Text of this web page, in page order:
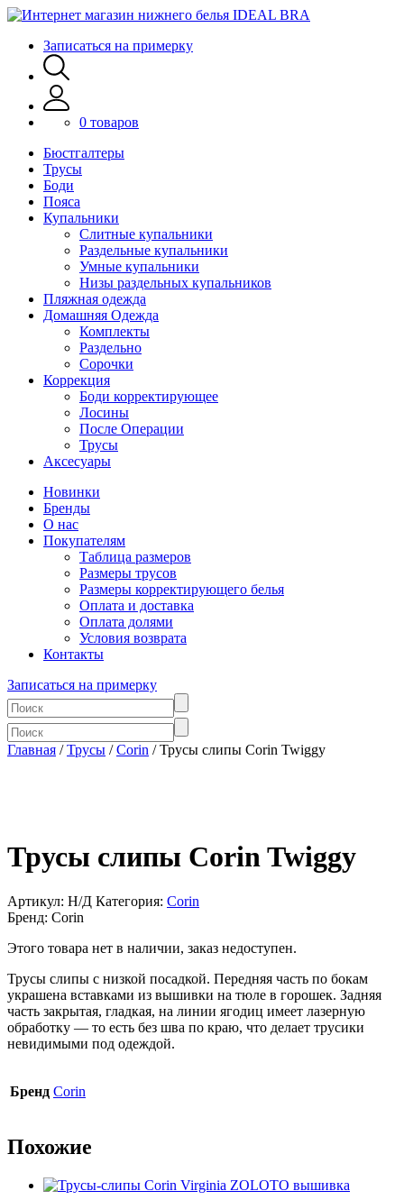
Записаться на примерку
0 товаров
Бюстгалтеры
Трусы
Боди
Пояса
Купальники
Слитные купальники
Раздельные купальники
Умные купальники
Низы раздельных купальников
Пляжная одежда
Домашняя Одежда
Комплекты
Раздельно
Сорочки
Коррекция
Боди корректирующее
Лосины
После Операции
Трусы
Аксесуары
Новинки
Бренды
О нас
Покупателям
Таблица размеров
Размеры трусов
Размеры корректирующего белья
Оплата и доставка
Оплата долями
Условия возврата
Контакты
Записаться на примерку
Главная /Трусы /Corin / Трусы слипы Corin Twiggy
Трусы слипы Corin Twiggy
Артикул: Н/Д Категория: Corin
Бренд: Corin
Этого товара нет в наличии, заказ недоступен.
Трусы слипы с низкой посадкой. Передняя часть по бокам
украшена вставками из вышивки на тюле в горошек. Задняя
часть закрытая, гладкая, на линии ягодиц имеет лазерную
обработку — то есть без шва по краю, что делает трусики
невидимыми под одеждой.
Бренд Corin
Похожие